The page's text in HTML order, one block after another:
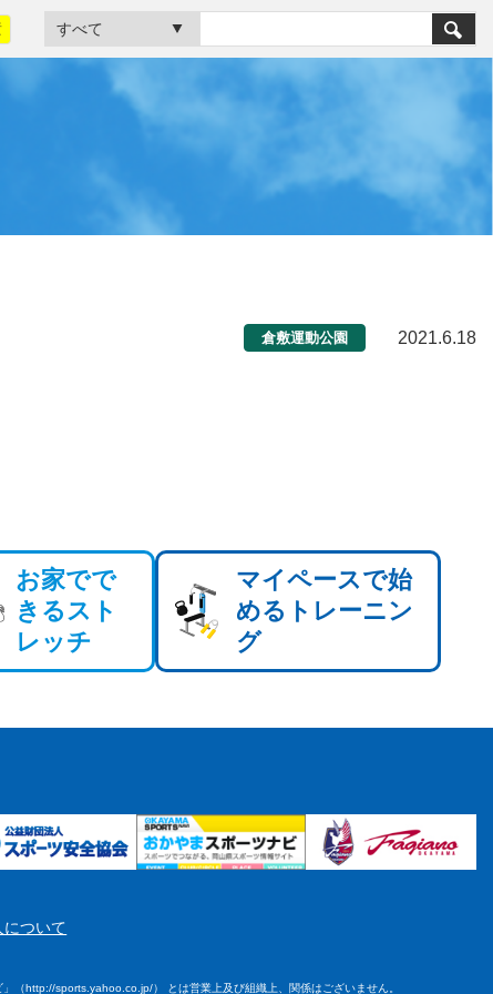
2021.6.18
倉敷運動公園
お家でで
きるスト
レッチ
マイペースで始
めるトレーニン
グ
について
（http://sports.yahoo.co.jp/） とは営業上及び組織上、関係はございません。